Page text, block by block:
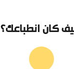
كان انطباعك؟